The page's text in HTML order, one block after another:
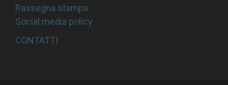
Rassegna stampa
Social media policy
CONTATTI